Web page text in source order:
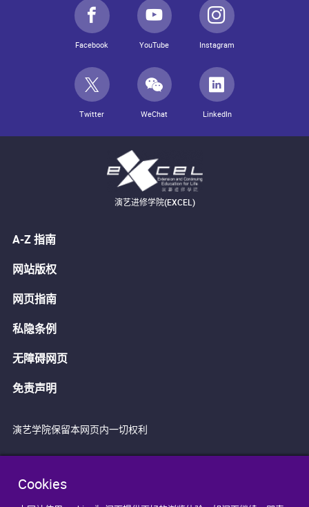
Cookies
Facebook YouTube Instagram
Twitter WeChat LinkedIn
演艺进修学院(EXCEL)
A-Z 指南
网站版权
网页指南
私隐条例
无障碍网页
免责声明
演艺学院保留本网页内一切权利